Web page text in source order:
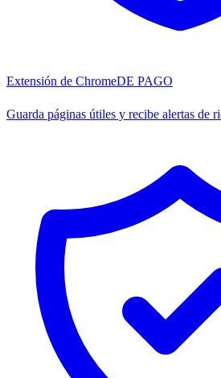
Extensión de ChromeDE PAGO
Guarda páginas útiles y recibe alertas de